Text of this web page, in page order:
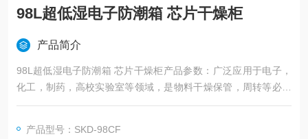
98L超低湿电子防潮箱 芯片干燥柜
产品简介
98L超低湿电子防潮箱 芯片干燥柜产品参数：广泛应用于电子，
化工，制药，高校实验室等领域，是物料干燥保管，周转等必要
的设备。
产品型号：SKD-98CF